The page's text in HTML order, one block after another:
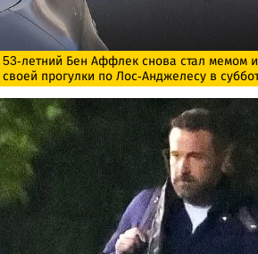
53-летний Бен Аффлек снова стал мемом
своей прогулки по Лос-Анджелесу в